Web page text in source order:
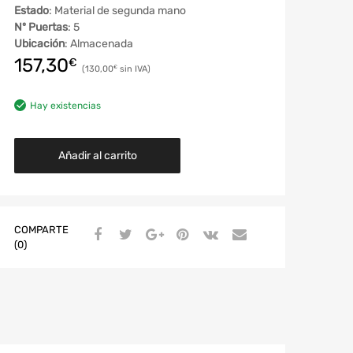
Estado: Material de segunda mano
Nº Puertas: 5
Ubicación: Almacenada
157,30€ 130,00€
Hay existencias
Añadir al carrito
COMPARTE
(0)